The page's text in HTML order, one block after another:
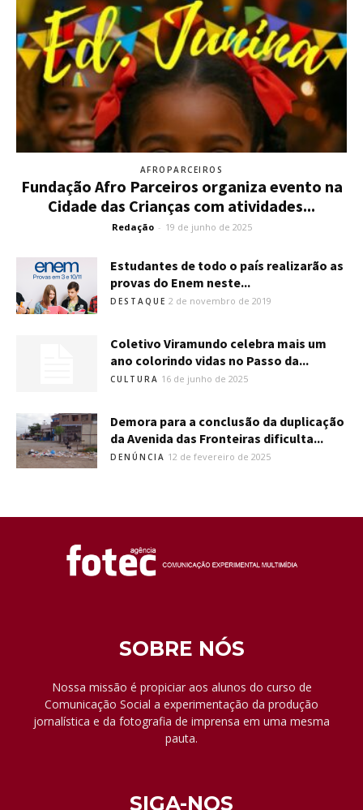
AFROPARCEIROS
Fundação Afro Parceiros organiza evento na
Cidade das Crianças com atividades...
Redação - 19 de junho de 2025
Estudantes de todo o país realizarão as
provas do Enem neste...
DESTAQUE 2 de novembro de 2019
Coletivo Viramundo celebra mais um
ano colorindo vidas no Passo da...
CULTURA 16 de junho de 2025
Demora para a conclusão da duplicação
da Avenida das Fronteiras dificulta...
DENÚNCIA 12 de fevereiro de 2025
SOBRE NÓS
Nossa missão é propiciar aos alunos do curso de
Comunicação Social a experimentação da produção
jornalística e da fotografia de imprensa em uma mesma
pauta.
SIGA-NOS